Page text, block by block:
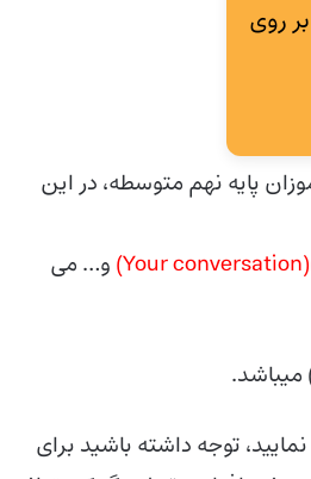
روی
پایه نهم متوسطه، در این
و… می
توجه داشته باشید برای